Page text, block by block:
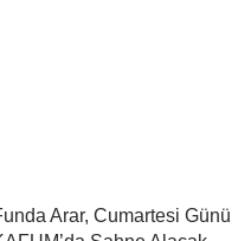
Arar, Cumartesi Günü